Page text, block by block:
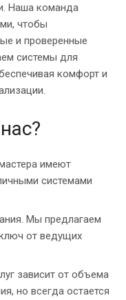
Наша команда
чтобы
и проверенные
системы для
комфорт и
имеют
системами
Мы предлагаем
от ведущих
зависит от объема
но всегда остается